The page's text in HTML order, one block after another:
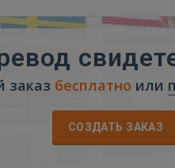
заказ бесплатно или
СОЗДАТЬ ЗАКАЗ